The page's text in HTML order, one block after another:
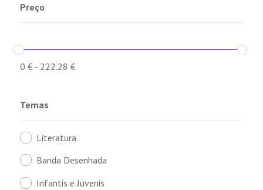
Preço
0 €- 222.28 €
Temas
Literatura
Banda Desenhada
Infantis e Juvenis